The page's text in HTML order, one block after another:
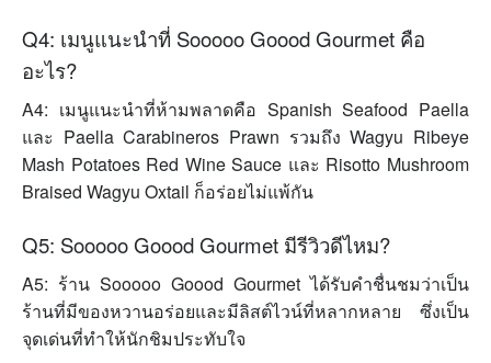
Q4: เมนูแนะนำที่ Sooooo Goood Gourmet คือ
อะไร?
A4: เมนูแนะนำที่ห้ามพลาดคือ Spanish Seafood Paella
และ Paella Carabineros Prawn รวมถึง Wagyu Ribeye
Mash Potatoes Red Wine Sauce และ Risotto Mushroom
Braised Wagyu Oxtail ก็อร่อยไม่แพ้กัน
Q5: Sooooo Goood Gourmet มีรีวิวดีไหม?
A5: ร้าน Sooooo Goood Gourmet ได้รับคำชื่นชมว่าเป็น
ร้านที่มีของหวานอร่อยและมีลิสต์ไวน์ที่หลากหลาย ซึ่งเป็น
จุดเด่นที่ทำให้นักชิมประทับใจ